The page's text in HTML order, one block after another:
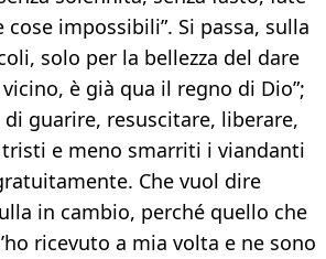
impossibili”. Si passa, sulla
solo per la bellezza del dare
è già qua il regno di Dio”;
di guarire, resuscitare, liberare,
e meno smarriti i viandanti
Che vuol dire
in cambio, perché quello che
ricevuto a mia volta e ne sono